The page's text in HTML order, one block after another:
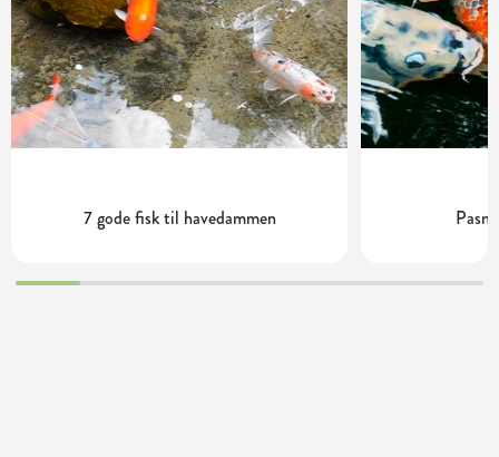
7 gode fisk til havedammen